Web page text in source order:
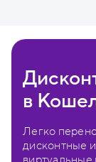
в
Легко
дисконтные